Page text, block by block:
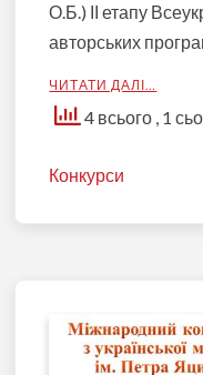
О.Б.) ІІ етапу
авторських
ЧИТАТИ ДАЛІ…
4 всього , 1
Конкурси